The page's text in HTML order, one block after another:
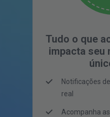
Tudo o que
impacta seu
Notificações
real
Acompanha